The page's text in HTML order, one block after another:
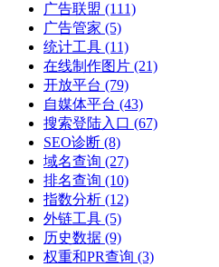
广告联盟 (111)
广告管家 (5)
统计工具 (11)
在线制作图片 (21)
开放平台 (79)
自媒体平台 (43)
搜索登陆入口 (67)
SEO诊断 (8)
域名查询 (27)
排名查询 (10)
指数分析 (12)
外链工具 (5)
历史数据 (9)
权重和PR查询 (3)